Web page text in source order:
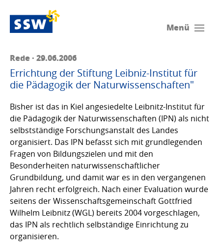
Menü
Rede · 29.06.2006
Errichtung der Stiftung Leibniz-Institut für
die Pädagogik der Naturwissenschaften"
Bisher ist das in Kiel angesiedelte Leibnitz-Institut für
die Pädagogik der Naturwissenschaften (IPN) als nicht
selbstständige Forschungsanstalt des Landes
organisiert. Das IPN befasst sich mit grundlegenden
Fragen von Bildungszielen und mit den
Besonderheiten naturwissenschaftlicher
Grundbildung, und damit war es in den vergangenen
Jahren recht erfolgreich. Nach einer Evaluation wurde
seitens der Wissenschaftsgemeinschaft Gottfried
Wilhelm Leibnitz (WGL) bereits 2004 vorgeschlagen,
das IPN als rechtlich selbständige Einrichtung zu
organisieren.